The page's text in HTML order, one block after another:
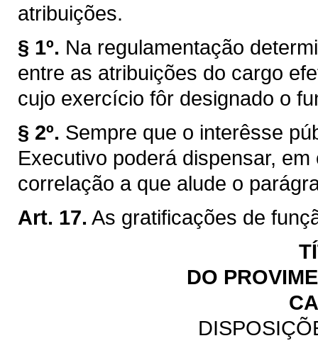
atribuições.
§ 1º. Na regulamentação
entre as atribuições do cargo
cujo exercício fôr designado o
§ 2º. Sempre que o interêsse
Executivo poderá dispensar,
correlação a que alude o
Art. 17. As gratificações de
DO